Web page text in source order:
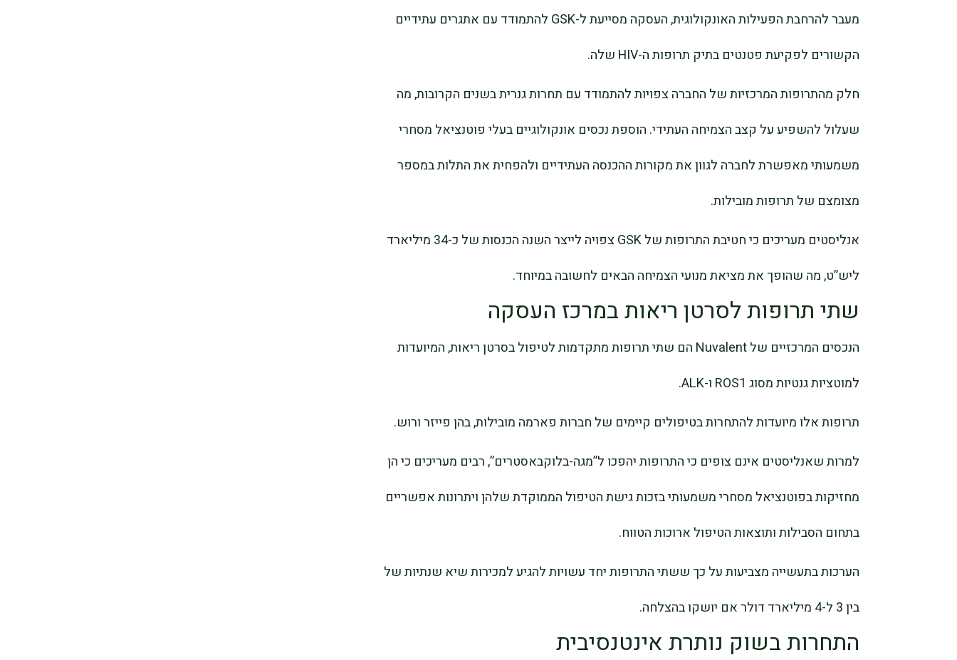
מעבר להרחבת הפעילות האונקולוגית, העסקה מסייעת ל-GSK להתמודד עם אתגרים עתידיים
הקשורים לפקיעת פטנטים בתיק תרופות ה-HIV שלה.
חלק מהתרופות המרכזיות של החברה צפויות להתמודד עם תחרות גנרית בשנים הקרובות, מה
שעלול להשפיע על קצב הצמיחה העתידי. הוספת נכסים אונקולוגיים בעלי פוטנציאל מסחרי
משמעותי מאפשרת לחברה לגוון את מקורות ההכנסה העתידיים ולהפחית את התלות במספר
מצומצם של תרופות מובילות.
אנליסטים מעריכים כי חטיבת התרופות של GSK צפויה לייצר השנה הכנסות של כ-34 מיליארד
ליש”ט, מה שהופך את מציאת מנועי הצמיחה הבאים לחשובה במיוחד.
שתי תרופות לסרטן ריאות במרכז העסקה
הנכסים המרכזיים של Nuvalent הם שתי תרופות מתקדמות לטיפול בסרטן ריאות, המיועדות
למוטציות גנטיות מסוג ROS1 ו-ALK.
תרופות אלו מיועדות להתחרות בטיפולים קיימים של חברות פארמה מובילות, בהן פייזר ורוש.
למרות שאנליסטים אינם צופים כי התרופות יהפכו ל”מגה-בלוקבאסטרים”, רבים מעריכים כי הן
מחזיקות בפוטנציאל מסחרי משמעותי בזכות גישת הטיפול הממוקדת שלהן ויתרונות אפשריים
בתחום הסבילות ותוצאות הטיפול ארוכות הטווח.
הערכות בתעשייה מצביעות על כך ששתי התרופות יחד עשויות להגיע למכירות שיא שנתיות של
בין 3 ל-4 מיליארד דולר אם יושקו בהצלחה.
התחרות בשוק נותרת אינטנסיבית